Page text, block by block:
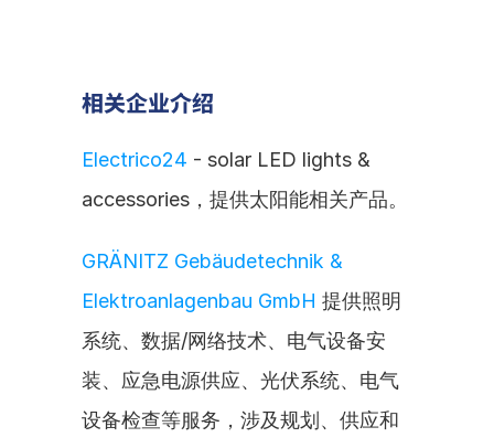
相关企业介绍
Electrico24 - solar LED lights &
accessories，提供太阳能相关产品。
GRÄNITZ Gebäudetechnik &
Elektroanlagenbau GmbH 提供照明
系统、数据/网络技术、电气设备安
装、应急电源供应、光伏系统、电气
设备检查等服务，涉及规划、供应和